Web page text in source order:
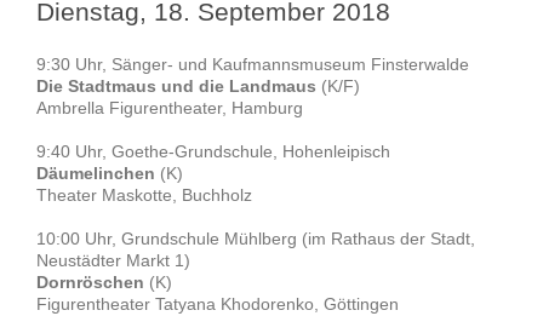
Dienstag, 18. September 2018
9:30 Uhr, Sänger- und Kaufmannsmuseum Finsterwalde
Die Stadtmaus und die Landmaus (K/F)
Ambrella Figurentheater, Hamburg
9:40 Uhr, Goethe-Grundschule, Hohenleipisch
Däumelinchen (K)
Theater Maskotte, Buchholz
10:00 Uhr, Grundschule Mühlberg (im Rathaus der Stadt,
Neustädter Markt 1)
Dornröschen (K)
Figurentheater Tatyana Khodorenko, Göttingen